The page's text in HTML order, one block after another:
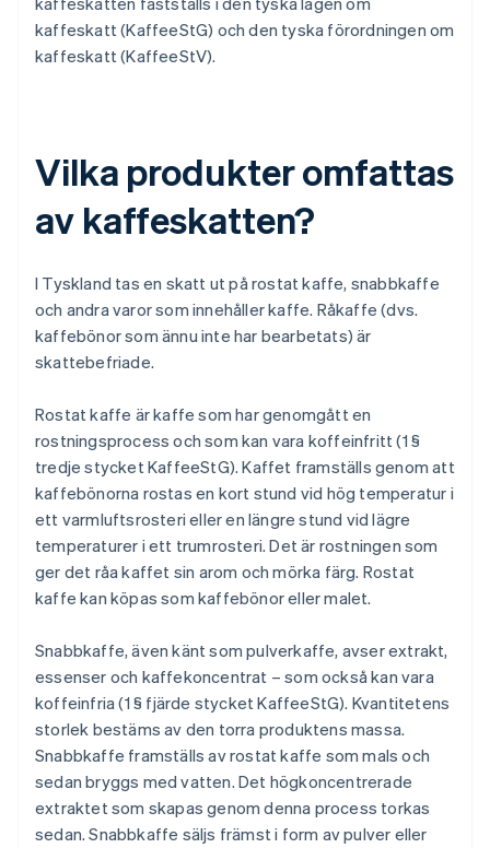
kaffeskatt (KaffeeStG) och den tyska förordningen om
kaffeskatt (KaffeeStV).
Vilka produkter omfattas
av kaffeskatten?
I Tyskland tas en skatt ut på rostat kaffe, snabbkaffe
och andra varor som innehåller kaffe. Råkaffe (dvs.
kaffebönor som ännu inte har bearbetats) är
skattebefriade.
Rostat kaffe är kaffe som har genomgått en
rostningsprocess och som kan vara koffeinfritt (1 §
tredje stycket KaffeeStG). Kaffet framställs genom att
kaffebönorna rostas en kort stund vid hög temperatur i
ett varmluftsrosteri eller en längre stund vid lägre
temperaturer i ett trumrosteri. Det är rostningen som
ger det råa kaffet sin arom och mörka färg. Rostat
kaffe kan köpas som kaffebönor eller malet.
Snabbkaffe, även känt som pulverkaffe, avser extrakt,
essenser och kaffekoncentrat – som också kan vara
koffeinfria (1 § fjärde stycket KaffeeStG). Kvantitetens
storlek bestäms av den torra produktens massa.
Snabbkaffe framställs av rostat kaffe som mals och
sedan bryggs med vatten. Det högkoncentrerade
extraktet som skapas genom denna process torkas
sedan. Snabbkaffe säljs främst i form av pulver eller